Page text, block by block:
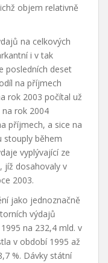
objem relativně
na celkových
i v tak
posledních deset
na příjmech
rok 2003 počítal už
rok 2004
příjmech, a sice na
stouply během
vyplývající ze
jíž dosahovaly v
2003.
jako jednoznačně
výdajů
na 232,4 mld. v
v období 1995 až
%. Dávky státní